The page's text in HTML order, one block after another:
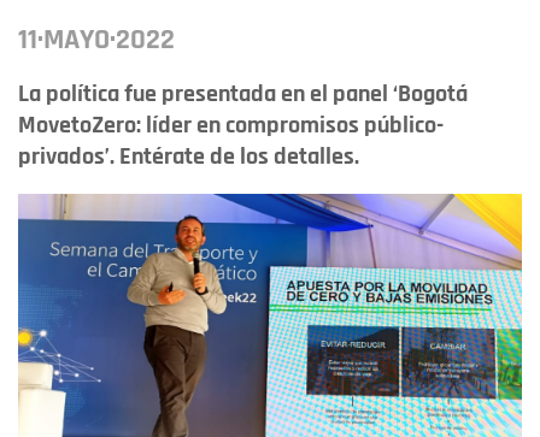
11·MAYO·2022
La política fue presentada en el panel ‘Bogotá
MovetoZero: líder en compromisos público-
privados’. Entérate de los detalles.